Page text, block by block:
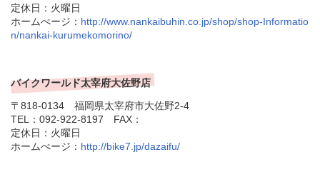
定休日：火曜日
ホームぺージ： http://www.nankaibuhin.co.jp/shop/shop-Informatio
n/nankai-kurumekomorino/
バイクワールド太宰府大佐野店
〒818-0134 福岡県太宰府市大佐野2-4
TEL：092-922-8197 FAX：
定休日：火曜日
ホームぺージ： http://bike7.jp/dazaifu/